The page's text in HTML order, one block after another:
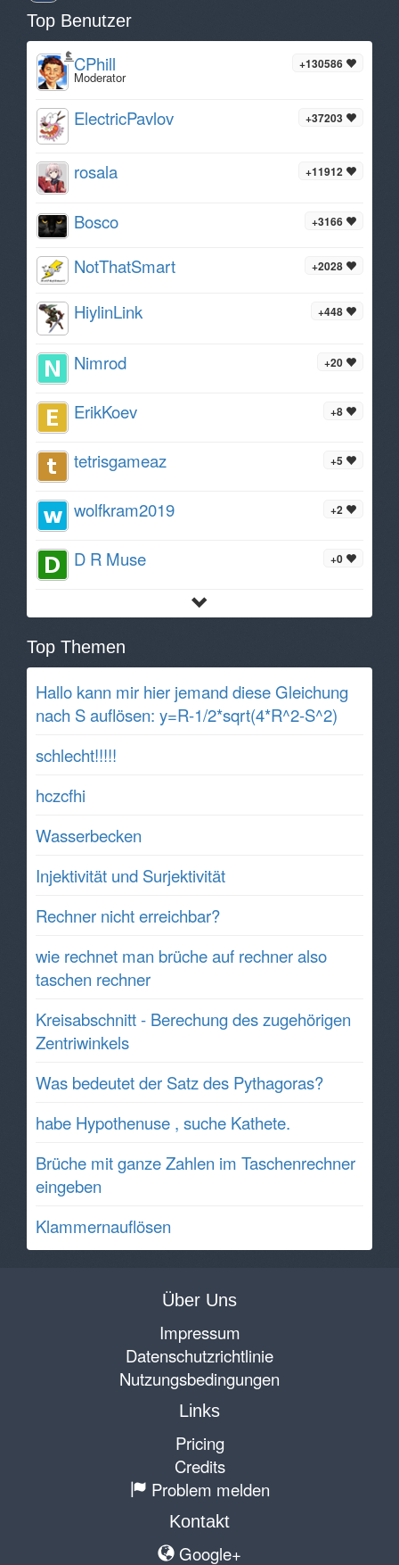
Top Benutzer
+130586
CPhill
Moderator
+37203
ElectricPavlov
+11912
rosala
+3166
Bosco
+2028
NotThatSmart
+448
HiylinLink
+20
Nimrod
+8
ErikKoev
+5
tetrisgameaz
+2
wolfkram2019
+0
D R Muse
Top Themen
Hallo kann mir hier jemand diese Gleichung
nach S auflösen: y=R-1/2*sqrt(4*R^2-S^2)
schlecht!!!!!
hczcfhi
Wasserbecken
Injektivität und Surjektivität
Rechner nicht erreichbar?
wie rechnet man brüche auf rechner also
taschen rechner
Kreisabschnitt - Berechung des zugehörigen
Zentriwinkels
Was bedeutet der Satz des Pythagoras?
habe Hypothenuse , suche Kathete.
Brüche mit ganze Zahlen im Taschenrechner
eingeben
Klammernauflösen
Über Uns
Impressum
Datenschutzrichtlinie
Nutzungsbedingungen
Links
Pricing
Credits
Problem melden
Kontakt
Google+